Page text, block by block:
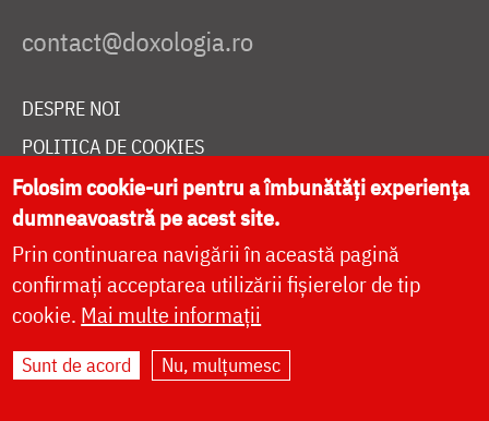
DESPRE NOI
POLITICA DE COOKIES
DONEAZĂ ONLINE PENTRU CATEDRALA NAȚIONALĂ
LIVE
Site dezvoltat deDOXOLOGIA MEDIA
Folosim cookie-uri pentru a îmbunătăți experiența
dumneavoastră pe acest site.
Prin continuarea navigării în această pagină
confirmați acceptarea utilizării fișierelor de tip
cookie. Mai multe informații
Sunt de acord Nu, mulțumesc